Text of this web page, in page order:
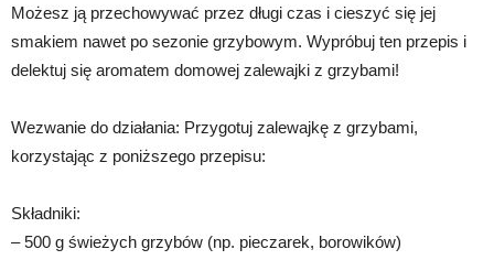
Możesz ją przechowywać przez długi czas i cieszyć się jej
smakiem nawet po sezonie grzybowym. Wypróbuj ten przepis i
delektuj się aromatem domowej zalewajki z grzybami!
Wezwanie do działania: Przygotuj zalewajkę z grzybami,
korzystając z poniższego przepisu:
Składniki:
– 500 g świeżych grzybów (np. pieczarek, borowików)